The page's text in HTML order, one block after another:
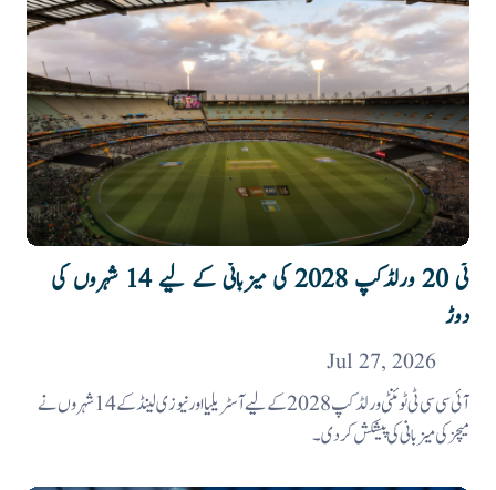
ٹی 20 ورلڈکپ 2028 کی میزبانی کے لیے 14 شہروں کی
دوڑ
آئی سی سی ٹی ٹوئنٹی ورلڈکپ 2028 کے لیے آسٹریلیا اور نیوزی لینڈ کے 14 شہروں نے
میچز کی میزبانی کی پیشکش کردی۔